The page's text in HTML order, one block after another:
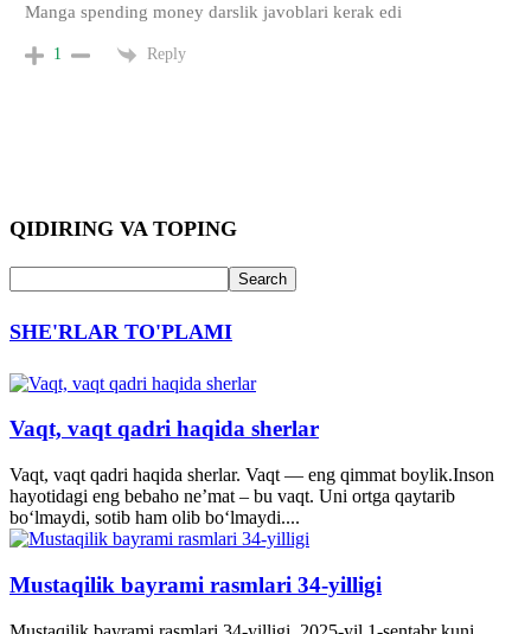
Manga spending money darslik javoblari kerak edi
1 Reply
QIDIRING VA TOPING
SHE'RLAR TO'PLAMI
Vaqt, vaqt qadri haqida sherlar
Vaqt, vaqt qadri haqida sherlar. Vaqt — eng qimmat boylik.Inson
hayotidagi eng bebaho ne’mat – bu vaqt. Uni ortga qaytarib
bo‘lmaydi, sotib ham olib bo‘lmaydi....
Mustaqilik bayrami rasmlari 34-yilligi